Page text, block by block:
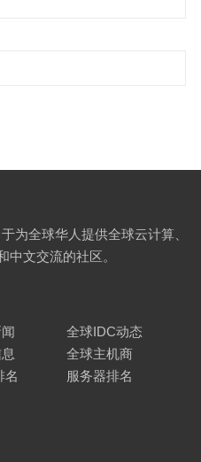
为全球华人提供全球云计算、
文交流的社区。
全球IDC动态
全球主机商
名
服务器排名